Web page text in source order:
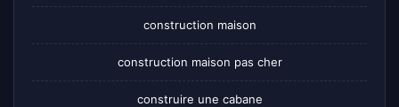
construction maison
construction maison pas cher
construire une cabane